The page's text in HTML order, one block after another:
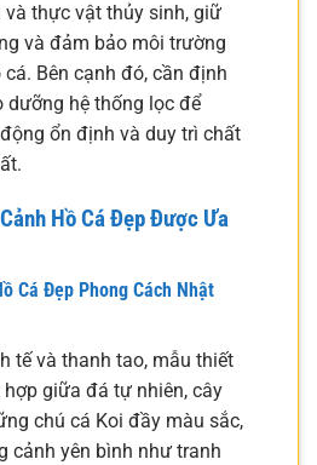
và thực vật thủy sinh, giữ
và đảm bảo môi trường
Bên cạnh đó, cần định
dưỡng hệ thống lọc để
ổn định và duy trì chất
Hồ Cá Đẹp Được Ưa
Cá Đẹp Phong Cách Nhật
tế và thanh tao, mẫu thiết
giữa đá tự nhiên, cây
chú cá Koi đầy màu sắc,
cảnh yên bình như tranh